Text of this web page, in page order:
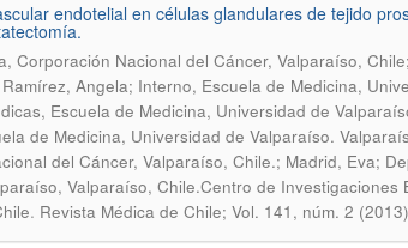
endotelial en células glandulares de tejido
Corporación Nacional del Cáncer, Valparaíso,
Angela; Interno, Escuela de Medicina,
Escuela de Medicina, Universidad de
de Medicina, Universidad de Valparaíso.
del Cáncer, Valparaíso, Chile.; Madrid, Eva;
Valparaíso, Chile.Centro de Investigaciones
. Revista Médica de Chile; Vol. 141, núm. 2